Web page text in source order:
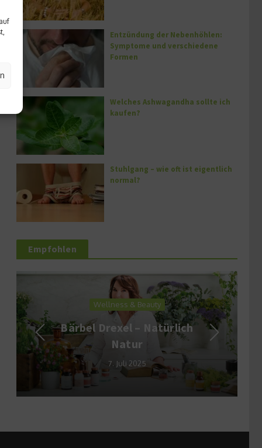
Entzündung der Nebenhöhlen:
Symptome und verschiedene
Formen
Welches Ashwagandha sollte ich
kaufen?
Stuhlgang – wie oft ist eigentlich
normal?
Empfohlen
Wellness & Beauty
Bärbel Drexel – Natürlich
Natur
7. Juli 2025